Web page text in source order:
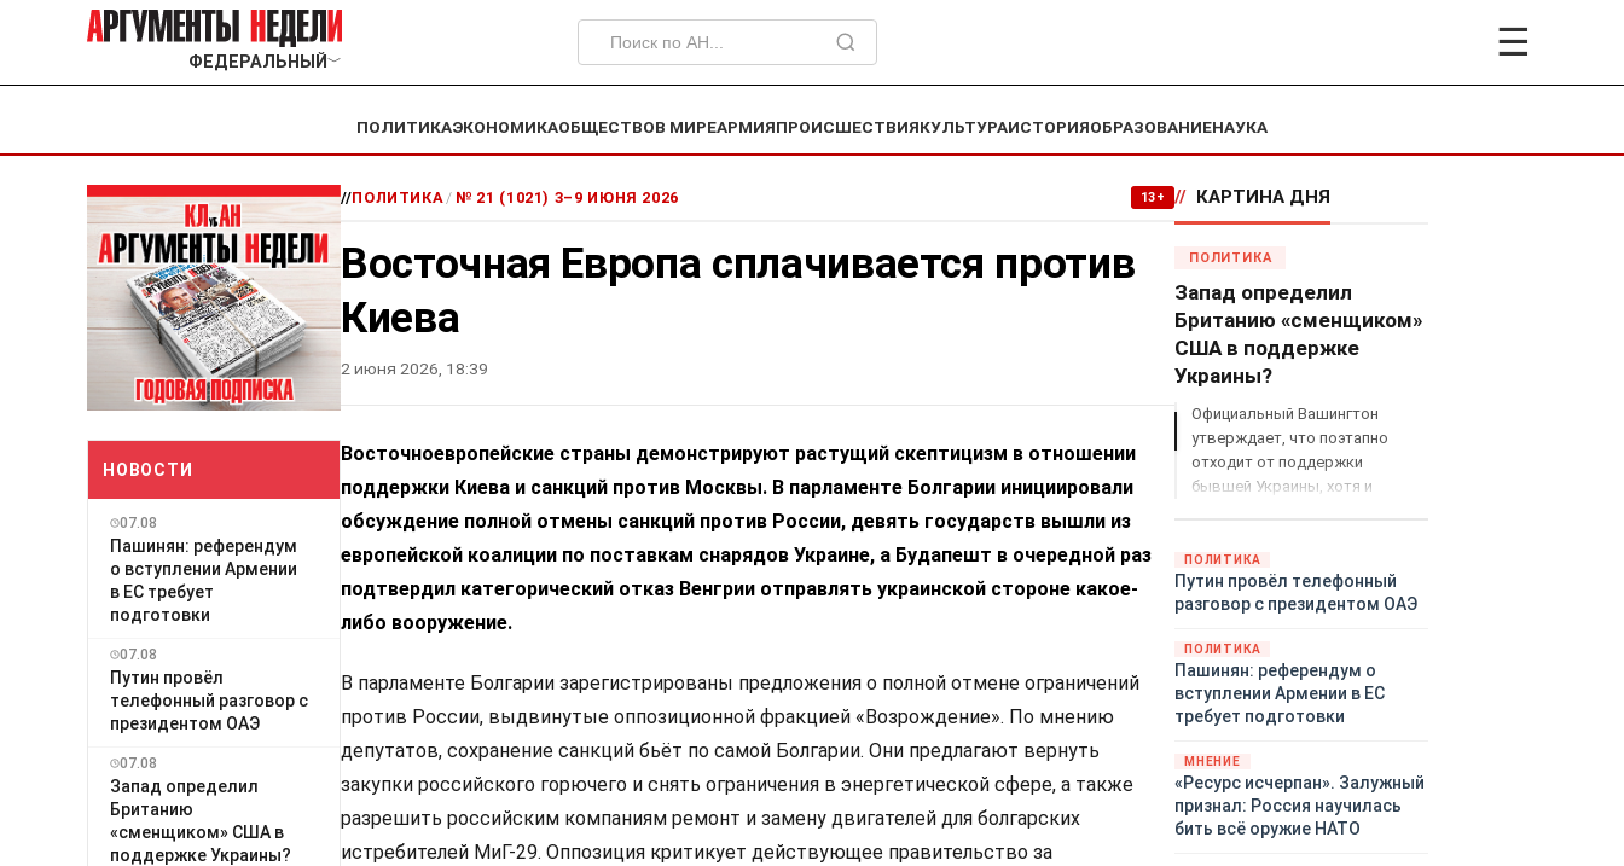
ФЕДЕРАЛЬНЫЙ ﹀ ☰
ПОЛИТИКАЭКОНОМИКАОБЩЕСТВОВ МИРЕАРМИЯПРОИСШЕСТВИЯКУЛЬТУРАИСТОРИЯОБРАЗОВАНИЕНАУКА
НОВОСТИ
07.08
Пашинян: референдум
о вступлении Армении
в ЕС требует
подготовки
07.08
Путин провёл
телефонный разговор с
президентом ОАЭ
07.08
Запад определил
Британию
«сменщиком» США в
поддержке Украины?
//ПОЛИТИКА/ № 21 (1021) 3–9 ИЮНЯ 2026 13+
Восточная Европа сплачивается против
Киева
2 июня 2026, 18:39
Восточноевропейские страны демонстрируют растущий скептицизм в отношении
поддержки Киева и санкций против Москвы. В парламенте Болгарии инициировали
обсуждение полной отмены санкций против России, девять государств вышли из
европейской коалиции по поставкам снарядов Украине, а Будапешт в очередной раз
подтвердил категорический отказ Венгрии отправлять украинской стороне какое-
либо вооружение.
В парламенте Болгарии зарегистрированы предложения о полной отмене ограничений
против России, выдвинутые оппозиционной фракцией «Возрождение». По мнению
депутатов, сохранение санкций бьёт по самой Болгарии. Они предлагают вернуть
закупки российского горючего и снять ограничения в энергетической сфере, а также
разрешить российским компаниям ремонт и замену двигателей для болгарских
истребителей МиГ-29. Оппозиция критикует действующее правительство за
// КАРТИНА ДНЯ
ПОЛИТИКА
Запад определил
Британию «сменщиком»
США в поддержке
Украины?
Официальный Вашингтон
утверждает, что поэтапно
отходит от поддержки
бывшей Украины, хотя и
закупленное ранее оружие.
Также американская
администрация скидывает на
киевского режима оружием,
которое стремится продавать
всем новым снабженцам.
Однако часто возникают
предположения о возможном
«сменщике» американцев на
этом позорном посту.
Рассмотрим, кто же рвётся на
ПОЛИТИКА
Путин провёл телефонный
разговор с президентом ОАЭ
ПОЛИТИКА
Пашинян: референдум о
вступлении Армении в ЕС
требует подготовки
МНЕНИЕ
«Ресурс исчерпан». Залужный
признал: Россия научилась
бить всё оружие НАТО